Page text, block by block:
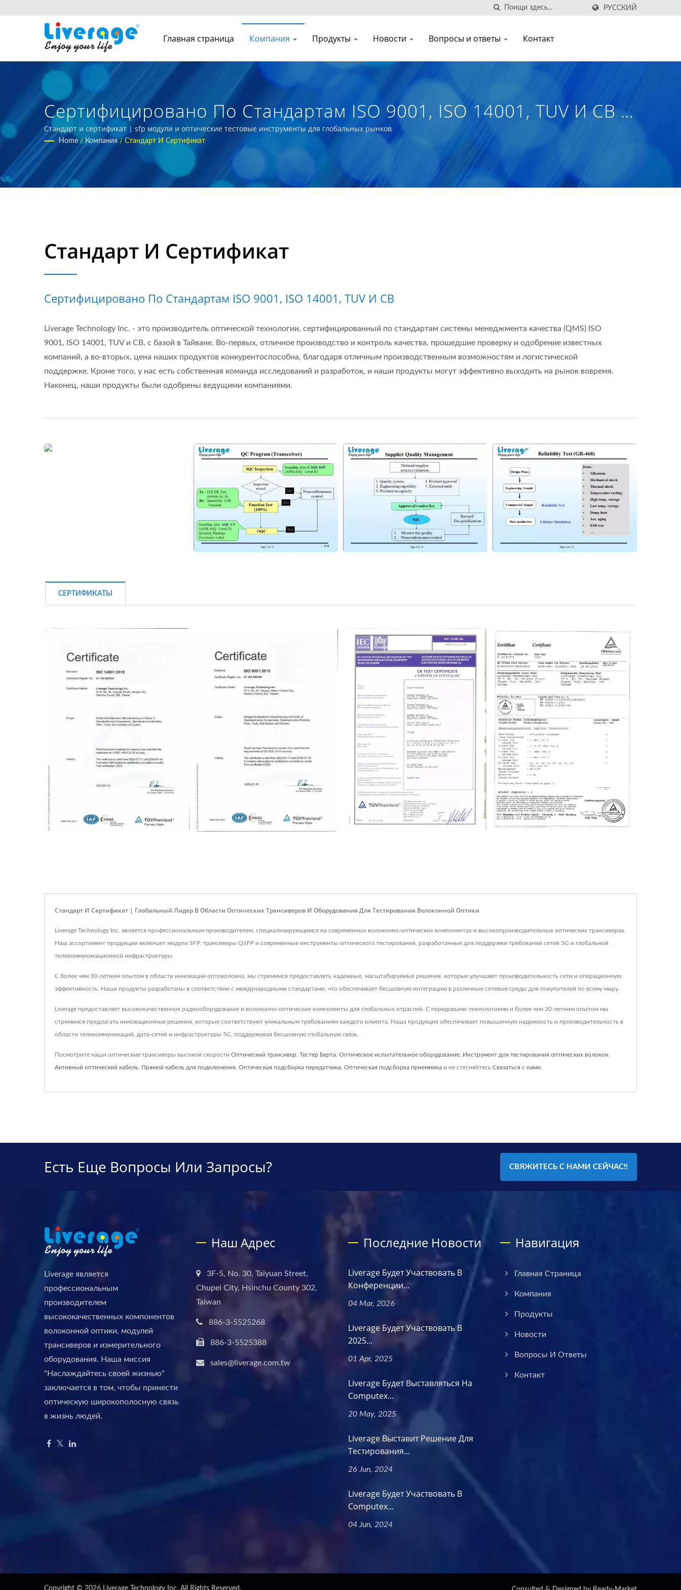
РУССКИЙ
Главная страница Компания Продукты Новости Вопросы и ответы Контакт
Сертифицировано По Стандартам ISO 9001, ISO 14001, TUV И CB |
Высокопроизводительные Волоконно-Оптические Трансиверы
Для Центров Обработки Данных
Стандарт и сертификат | sfp модули и оптические тестовые инструменты для глобальных рынков
Home / Компания / Стандарт И Сертификат
Стандарт И Сертификат
Сертифицировано По Стандартам ISO 9001, ISO 14001, TUV И CB
Liverage Technology Inc. - это производитель оптической технологии, сертифицированный по стандартам системы менеджмента качества (QMS) ISO
9001, ISO 14001, TUV и CB, с базой в Тайване. Во-первых, отличное производство и контроль качества, прошедшие проверку и одобрение известных
компаний, а во-вторых, цена наших продуктов конкурентоспособна, благодаря отличным производственным возможностям и логистической
поддержке. Кроме того, у нас есть собственная команда исследований и разработок, и наши продукты могут эффективно выходить на рынок вовремя.
Наконец, наши продукты были одобрены ведущими компаниями.
СЕРТИФИКАТЫ
Стандарт И Сертификат | Глобальный Лидер В Области Оптических Трансиверов И Оборудования Для Тестирования Волоконной Оптики
Liverage Technology Inc. является профессиональным производителем, специализирующимся на современных волоконно-оптических компонентах и высокопроизводительных оптических трансиверах.
Наш ассортимент продукции включает модули SFP, трансиверы QSFP и современные инструменты оптического тестирования, разработанные для поддержки требований сетей 5G и глобальной
телекоммуникационной инфраструктуры.
С более чем 30-летним опытом в области инноваций оптоволокна, мы стремимся предоставлять надежные, масштабируемые решения, которые улучшают производительность сети и операционную
эффективность. Наши продукты разработаны в соответствии с международными стандартами, что обеспечивает бесшовную интеграцию в различные сетевые среды для покупателей по всему миру.
Liverage предоставляет высококачественное радиооборудование и волоконно-оптические компоненты для глобальных отраслей. С передовыми технологиями и более чем 30-летним опытом мы
стремимся предлагать инновационные решения, которые соответствуют уникальным требованиям каждого клиента. Наша продукция обеспечивает повышенную надежность и производительность в
области телекоммуникаций, дата-сетей и инфраструктуры 5G, поддерживая бесшовную глобальную связь.
Посмотрите наши оптические трансиверы высокой скорости Оптический трансивер Тестер Берта Оптическое испытательное оборудование Инструмент для тестирования оптических волокон
Активный оптический кабель Прямой кабель для подключения Оптическая подсборка передатчика Оптическая подсборка приемника и не стесняйтесь Связаться с нами
Есть Еще Вопросы Или Запросы? СВЯЖИТЕСЬ С НАМИ СЕЙЧАС!!
Liverage является
профессиональным
производителем
высококачественных компонентов
волоконной оптики, модулей
трансиверов и измерительного
оборудования. Наша миссия
"Наслаждайтесь своей жизнью"
заключается в том, чтобы принести
оптическую широкополосную связь
в жизнь людей.
Наш Адрес
3F-5, No. 30, Taiyuan Street,
Chupei City, Hsinchu County 302,
Taiwan
886-3-5525268
886-3-5525388
sales@liverage.com.tw
Последние Новости
Liverage Будет Участвовать В
Конференции...
04 Mar, 2026
Liverage Будет Участвовать В
2025...
01 Apr, 2025
Liverage Будет Выставляться На
Computex...
20 May, 2025
Liverage Выставит Решение Для
Тестирования...
26 Jun, 2024
Liverage Будет Участвовать В
Computex...
04 Jun, 2024
Навигация
Главная Страница
Компания
Продукты
Новости
Вопросы И Ответы
Контакт
Copyright © 2026 Liverage Technology Inc. All Rights Reserved.